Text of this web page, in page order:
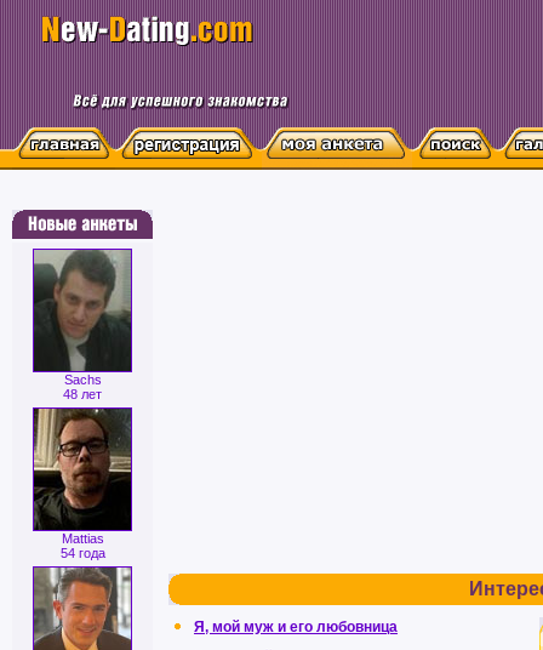
Sachs
48 лет
Mattias
54 года
Я, мой муж и его любовница